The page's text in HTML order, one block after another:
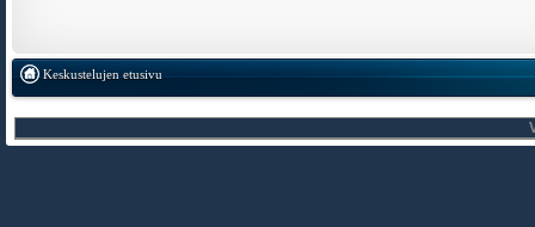
Keskustelujen etusivu